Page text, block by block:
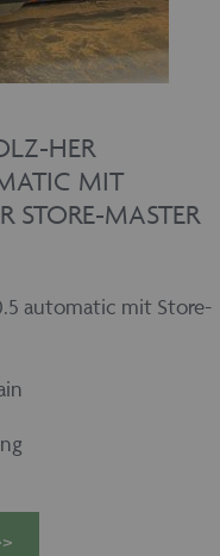
HER
MIT
STORE-MASTER
automatic mit Store-